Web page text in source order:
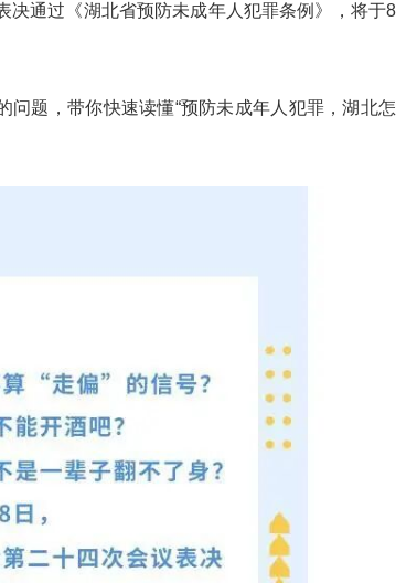
通过《湖北省预防未成年人犯罪条例》，将于8
题，带你快速读懂“预防未成年人犯罪，湖北怎